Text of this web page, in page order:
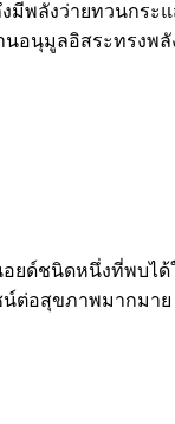
พลังว่ายทวนกระ
อนุมูลอิสระทรงพ
อยด์ชนิดหนึ่งที่พบไ
อสุขภาพมากมาย